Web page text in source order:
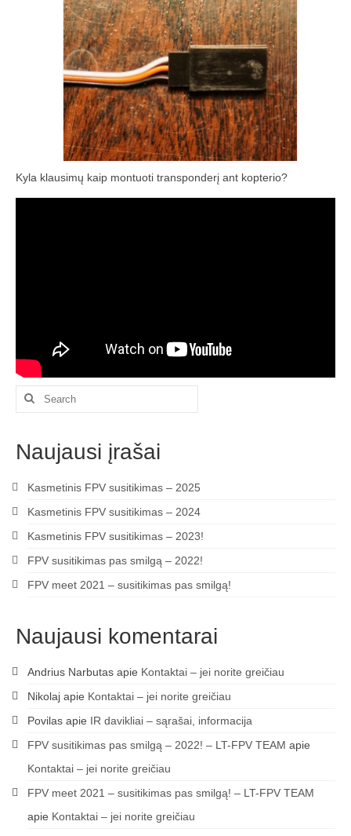
Kyla klausimų kaip montuoti transponderį ant kopterio?
Search
Naujausi įrašai
Kasmetinis FPV susitikimas – 2025
Kasmetinis FPV susitikimas – 2024
Kasmetinis FPV susitikimas – 2023!
FPV susitikimas pas smilgą – 2022!
FPV meet 2021 – susitikimas pas smilgą!
Naujausi komentarai
Andrius Narbutas apie Kontaktai – jei norite greičiau
Nikolaj apie Kontaktai – jei norite greičiau
Povilas apie IR davikliai – sąrašai, informacija
FPV susitikimas pas smilgą – 2022! – LT-FPV TEAM apie
Kontaktai – jei norite greičiau
FPV meet 2021 – susitikimas pas smilgą! – LT-FPV TEAM
apie Kontaktai – jei norite greičiau